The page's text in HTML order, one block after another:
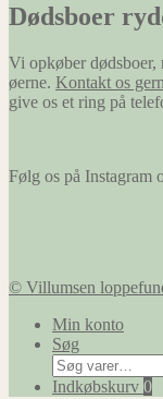
Dødsboer
Vi opkøber
øerne. Kontakt os
give os et ring på
Følg os på Instagram
© Villumsen
Min konto
Søg
Søg
efter:
Indkøbskurv 0